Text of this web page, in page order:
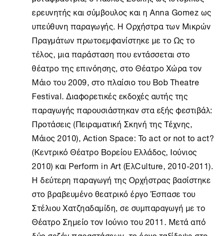
ερευνητής και σύμβουλος και η Anna Gomez ως
υπεύθυνη παραγωγής. Η Ορχήστρα των Μικρών
Πραγμάτων πρωτοεμφανίστηκε με το Ως το
τέλος, μια παράσταση που εντάσσεται στο
θέατρο της επινόησης, στο Θέατρο Χώρα τον
Μάιο του 2009, στο πλαίσιο του Bob Theatre
Festival. Διαφορετικές εκδοχές αυτής της
παραγωγής παρουσιάστηκαν στα εξής φεστιβάλ:
Προτάσεις (Πειραματική Σκηνή της Τέχνης,
Μάιος 2010), Action Space: To act or not to act?
(Κεντρικό Θέατρο Βορείου Ελλάδος, Ιούνιος
2010) και Perform in Art (ΕλCulture, 2010-2011).
Η δεύτερη παραγωγή της Ορχήστρας βασίστηκε
στο βραβευμένο θεατρικό έργο Έσπασε του
Στέλιου Χατζηαδαμίδη, σε συμπαραγωγή με το
Θέατρο Σημείο τον Ιούνιο του 2011. Μετά από